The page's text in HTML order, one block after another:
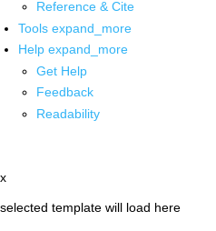
Reference & Cite
Tools expand_more
Help expand_more
Get Help
Feedback
Readability
x
selected template will load here